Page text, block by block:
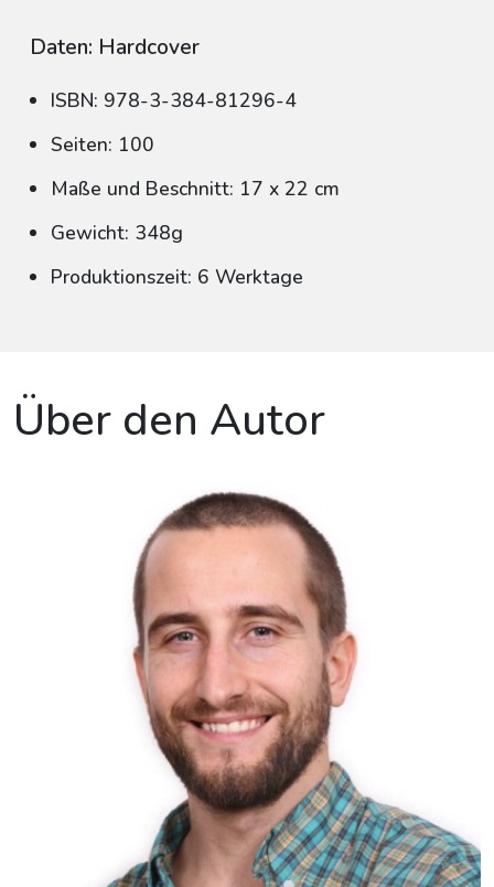
Daten: Hardcover
ISBN: 978-3-384-81296-4
Seiten: 100
Maße und Beschnitt: 17 x 22 cm
Gewicht: 348g
Produktionszeit: 6 Werktage
Über den Autor